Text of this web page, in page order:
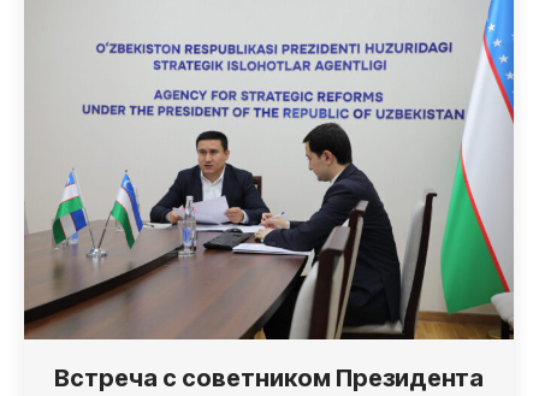
Встреча c cоветником Президента